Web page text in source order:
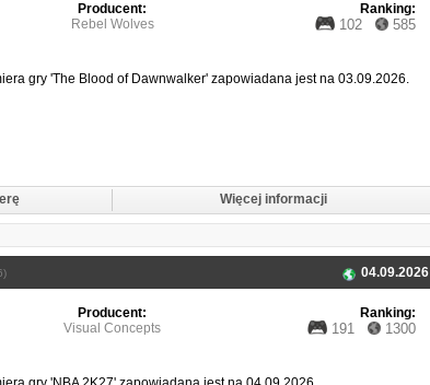
Producent:
Rebel Wolves
Ranking:
102 585
gry 'The Blood of Dawnwalker' zapowiadana jest na 03.09.2026.
Więcej informacji
04.09.2026
Producent:
Visual Concepts
Ranking:
191 1300